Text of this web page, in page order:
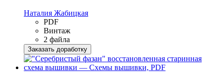
Наталия Жабицкая
PDF
Винтаж
2 файла
Заказать доработку